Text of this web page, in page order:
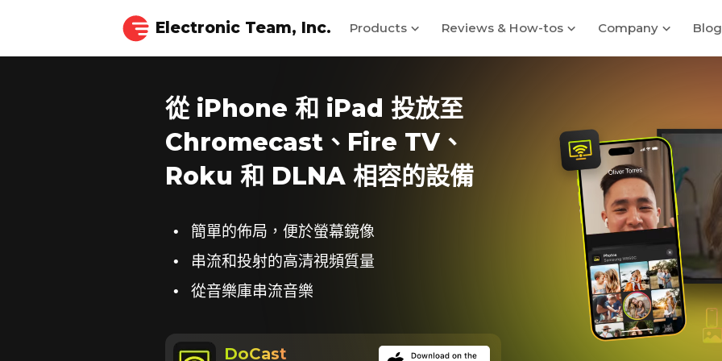
Electronic Team, Inc. Products Reviews & How-tos Company Blog
從 iPhone 和 iPad 投放至
Chromecast、Fire TV、
Roku 和 DLNA 相容的設備
簡單的佈局，便於螢幕鏡像
串流和投射的高清視頻質量
從音樂庫串流音樂
DoCast